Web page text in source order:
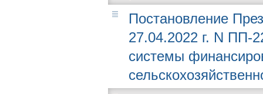
Постановление
27.04.2022 г. N ПП-
системы